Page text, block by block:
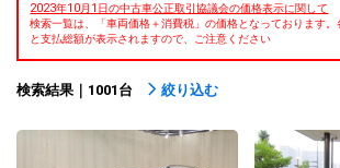
2023年10月1日の中古車公正取引協議会の価格表示に関して
検索一覧は、「車両価格＋消費税」の価格となっております
と支払総額が表示されますので、ご注意ください
検索結果｜1001台 絞り込む